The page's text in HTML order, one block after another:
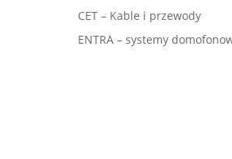
CET – Kable i przewody
ENTRA – systemy